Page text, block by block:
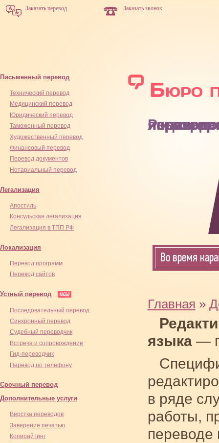
Заказать перевод Заказать звонок
Письменный перевод
Технический перевод
Медицинский перевод
Юридический перевод
Таможенный перевод
Художественный перевод
Финансовый перевод
Перевод документов
Нотариальный перевод
Легализация
Апостиль
Консульская легализация
Легализация в ТПП РФ
Локализация
Перевод программ
Перевод сайтов
Устный перевод
Последовательный перевод
Синхронный перевод
Cудебный переводчик
Встреча и сопровождение
Гид-переводчик
Перевод по телефону
Срочный перевод
Дополнительные услуги
Верстка переводов
Заверение печатью
Копирайтинг
Редактирование переводов носителем иностранного языка
Во время
Главная »
языка—
в ряде
работы,
переводе